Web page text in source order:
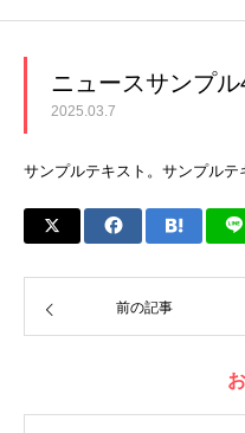
ニュースサンプル
2025.03.7
サンプルテキスト。サンプルテ
前の記事